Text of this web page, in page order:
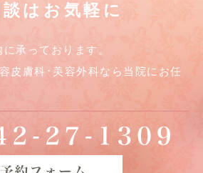
談はお気軽に
承っております。
皮膚科･美容外科なら当院にお任